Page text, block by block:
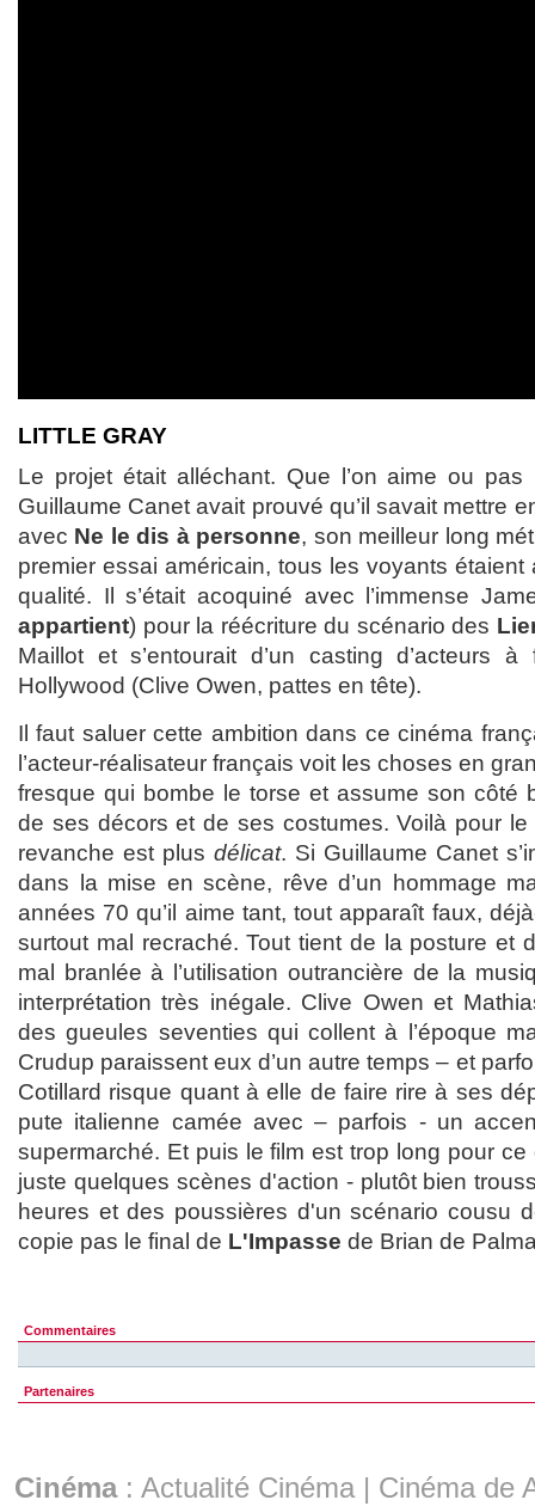
LITTLE GRAY
Le projet était alléchant. Que l’on aime ou pas
Guillaume Canet avait prouvé qu’il savait mettre
avec Ne le dis à personne, son meilleur long
premier essai américain, tous les voyants
qualité. Il s’était acoquiné avec l’immense
appartient) pour la réécriture du scénario des
Maillot et s’entourait d’un casting d’acteurs
Hollywood (Clive Owen, pattes en tête).
Il faut saluer cette ambition dans ce cinéma
l’acteur-réalisateur français voit les choses en
fresque qui bombe le torse et assume son côté
de ses décors et de ses costumes. Voilà pour
revanche est plus délicat. Si Guillaume Canet
dans la mise en scène, rêve d’un hommage
années 70 qu’il aime tant, tout apparaît faux,
surtout mal recraché. Tout tient de la posture et
mal branlée à l’utilisation outrancière de la
interprétation très inégale. Clive Owen et
des gueules seventies qui collent à l’époque
Crudup paraissent eux d’un autre temps – et
Cotillard risque quant à elle de faire rire à ses
pute italienne camée avec – parfois - un
supermarché. Et puis le film est trop long pour
juste quelques scènes d'action - plutôt bien
heures et des poussières d'un scénario cousu
copie pas le final de L'Impasse de Brian de
Commentaires
Partenaires
Cinéma: Actualité Cinéma | Cinéma de